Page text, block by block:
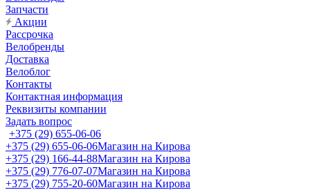
Запчасти
Акции
Рассрочка
Велобренды
Доставка
Велоблог
Контакты
Контактная информация
Реквизиты компании
Задать вопрос
+375 (29) 655-06-06
+375 (29) 655-06-06Магазин на Кирова
+375 (29) 166-44-88Магазин на Кирова
+375 (29) 776-07-07Магазин на Кирова
+375 (29) 755-20-60Магазин на Кирова